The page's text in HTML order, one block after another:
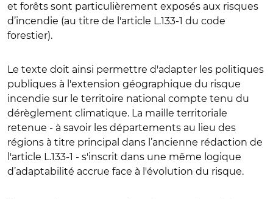
et forêts sont particulièrement exposés aux risques
d’incendie (au titre de l'article L.133-1 du code
forestier).
Le texte doit ainsi permettre d'adapter les politiques
publiques à l'extension géographique du risque
incendie sur le territoire national compte tenu du
dérèglement climatique. La maille territoriale
retenue - à savoir les départements au lieu des
régions à titre principal dans l’ancienne rédaction de
l'article L.133-1 - s'inscrit dans une même logique
d’adaptabilité accrue face à l'évolution du risque.